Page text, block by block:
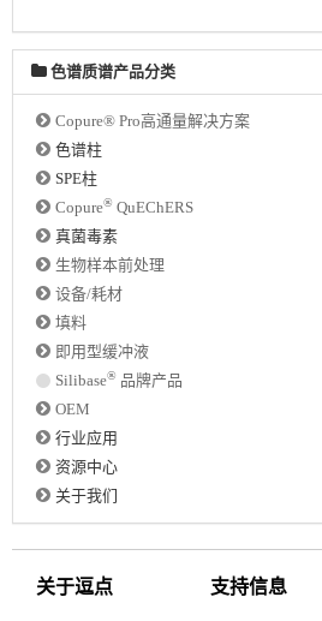
色谱质谱产品分类
Copure® Pro高通量解决方案
色谱柱
SPE柱
Copure® QuEChERS
真菌毒素
生物样本前处理
设备/耗材
填料
即用型缓冲液
Silibase® 品牌产品
OEM
行业应用
资源中心
关于我们
关于逗点 支持信息